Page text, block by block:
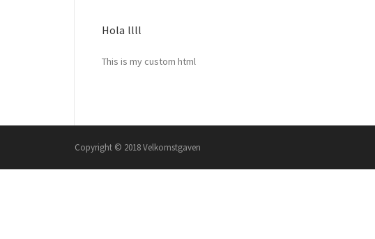
Hola llll
This is my custom html
Copyright © 2018 Velkomstgaven